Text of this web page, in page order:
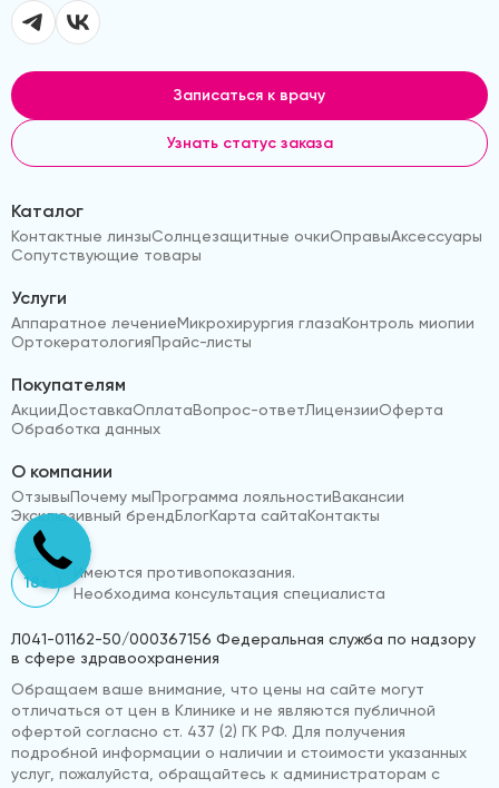
Записаться к врачу
Узнать статус заказа
Каталог
Контактные линзыСолнцезащитные очкиОправыАксессуары
Сопутствующие товары
Услуги
Аппаратное лечениеМикрохирургия глазаКонтроль миопии
ОртокератологияПрайс-листы
Покупателям
АкцииДоставкаОплатаВопрос-ответЛицензииОферта
Обработка данных
О компании
ОтзывыПочему мыПрограмма лояльностиВакансии
Эксклюзивный брендБлогКарта сайтаКонтакты
18+
Имеются противопоказания.
Необходима консультация специалиста
Л041-01162-50/000367156 Федеральная служба по надзору
в сфере здравоохранения
Обращаем ваше внимание, что цены на сайте могут
отличаться от цен в Клинике и не являются публичной
офертой согласно ст. 437 (2) ГК РФ. Для получения
подробной информации о наличии и стоимости указанных
услуг, пожалуйста, обращайтесь к администраторам с